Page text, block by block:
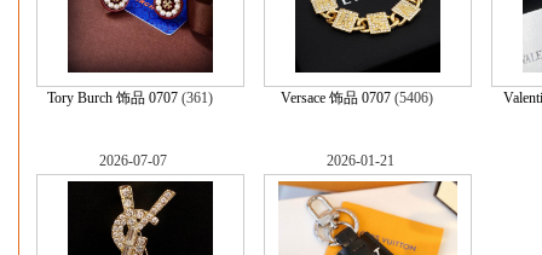
Tory Burch 饰品 0707(361) Versace 饰品 0707 (5406)
2026-07-07 2026-01-21